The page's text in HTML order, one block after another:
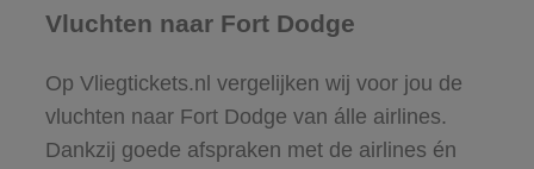
Vluchten naar Fort Dodge
Op Vliegtickets.nl vergelijken wij voor jou de
vluchten naar Fort Dodge van álle airlines.
Dankzij goede afspraken met de airlines én